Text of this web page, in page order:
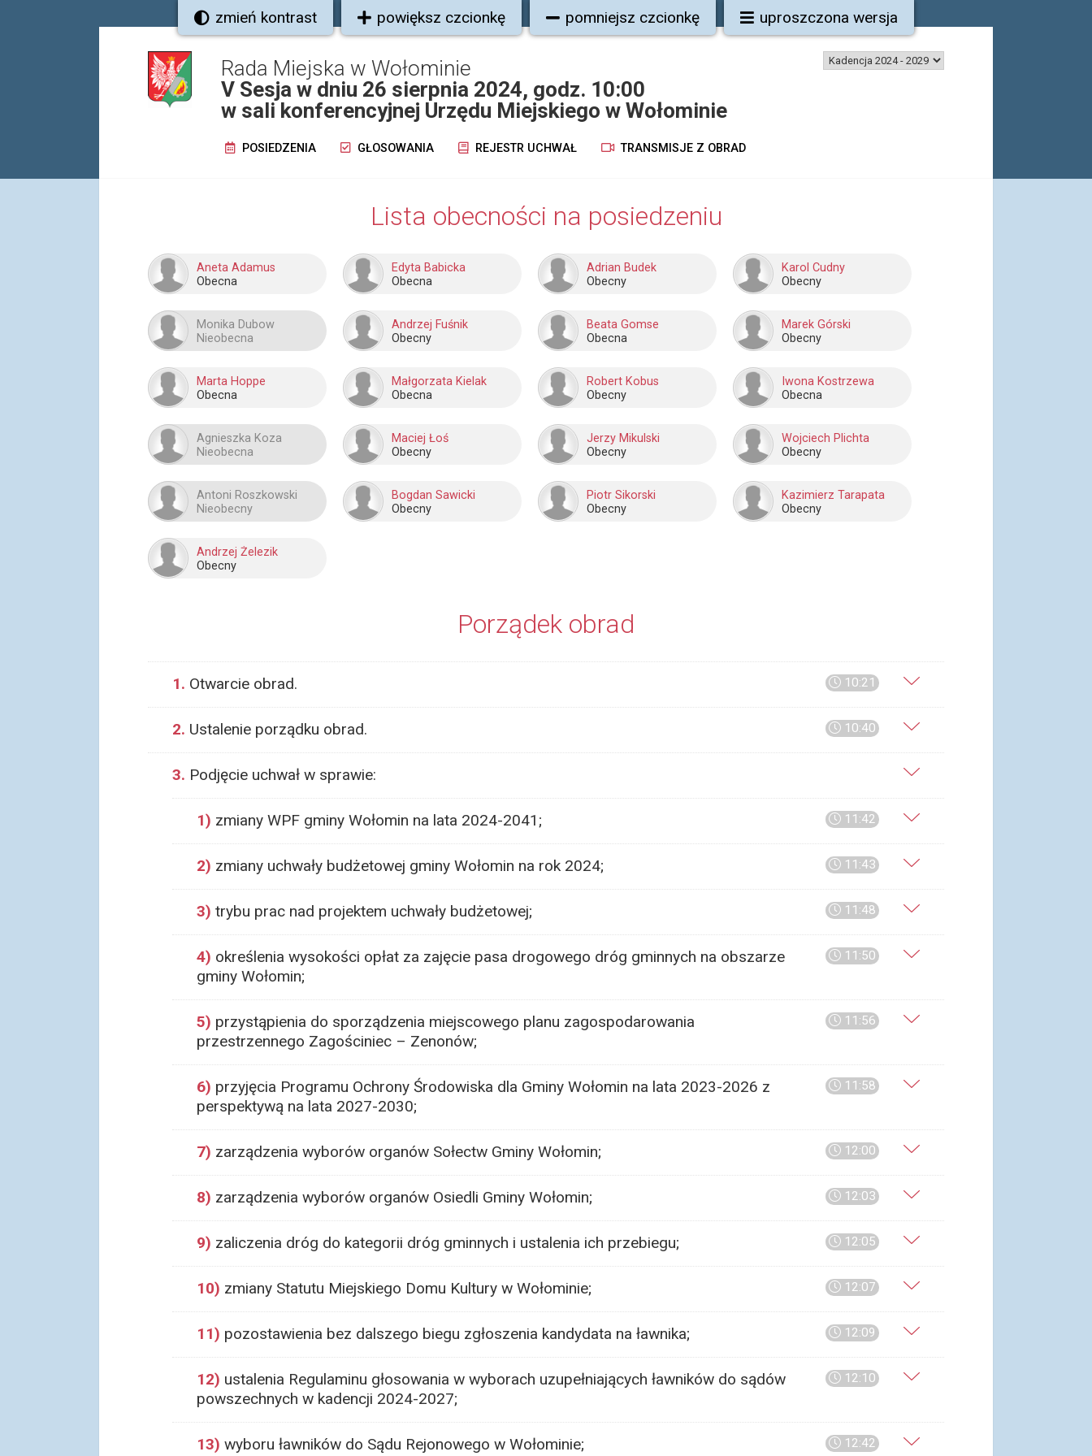
zmień kontrast powiększ czcionkę pomniejsz czcionkę uproszczona wersja
Rada Miejska w Wołominie
V Sesja w dniu 26 sierpnia 2024, godz. 10:00
w sali konferencyjnej Urzędu Miejskiego w Wołominie
POSIEDZENIA GŁOSOWANIA REJESTR UCHWAŁ TRANSMISJE Z OBRAD
Lista obecności na posiedzeniu
Aneta Adamus
Obecna
Edyta Babicka
Obecna
Adrian Budek
Obecny
Karol Cudny
Obecny
Monika Dubow
Nieobecna
Andrzej Fuśnik
Obecny
Beata Gomse
Obecna
Marek Górski
Obecny
Marta Hoppe
Obecna
Małgorzata Kielak
Obecna
Robert Kobus
Obecny
Iwona Kostrzewa
Obecna
Agnieszka Koza
Nieobecna
Maciej Łoś
Obecny
Jerzy Mikulski
Obecny
Wojciech Plichta
Obecny
Antoni Roszkowski
Nieobecny
Bogdan Sawicki
Obecny
Piotr Sikorski
Obecny
Kazimierz Tarapata
Obecny
Andrzej Żelezik
Obecny
Porządek obrad
10:21
1. Otwarcie obrad.
10:40
2. Ustalenie porządku obrad.
3. Podjęcie uchwał w sprawie:
11:42
1) zmiany WPF gminy Wołomin na lata 2024-2041;
11:43
2) zmiany uchwały budżetowej gminy Wołomin na rok 2024;
11:48
3) trybu prac nad projektem uchwały budżetowej;
11:50
4) określenia wysokości opłat za zajęcie pasa drogowego dróg gminnych na obszarze
gminy Wołomin;
11:56
5) przystąpienia do sporządzenia miejscowego planu zagospodarowania
przestrzennego Zagościniec – Zenonów;
11:58
6) przyjęcia Programu Ochrony Środowiska dla Gminy Wołomin na lata 2023-2026 z
perspektywą na lata 2027-2030;
12:00
7) zarządzenia wyborów organów Sołectw Gminy Wołomin;
12:03
8) zarządzenia wyborów organów Osiedli Gminy Wołomin;
12:05
9) zaliczenia dróg do kategorii dróg gminnych i ustalenia ich przebiegu;
12:07
10) zmiany Statutu Miejskiego Domu Kultury w Wołominie;
12:09
11) pozostawienia bez dalszego biegu zgłoszenia kandydata na ławnika;
12:10
12) ustalenia Regulaminu głosowania w wyborach uzupełniających ławników do sądów
powszechnych w kadencji 2024-2027;
12:42
13) wyboru ławników do Sądu Rejonowego w Wołominie;